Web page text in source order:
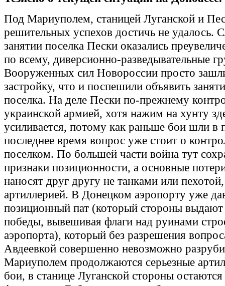
Под Мариуполем, станицей Луганской и
решительных успехов достичь не удалось.
занятии поселка Пески оказались
по всему, диверсионно-разведывательные
Вооруженных сил Новороссии просто
застройку, что и поспешили объявить
поселка. На деле Пески по-прежнему
украинской армией, хотя нажим на хунту
усиливается, потому как раньше бои шли в
последнее время вопрос уже стоит о
поселком. По большей части война тут
признаки позиционности, а основные
наносят друг другу не танками или
артиллерией. В Донецком аэропорту уже
позиционный пат (который стороны выдают
победы, вывешивая флаги над руинами
аэропорта), который без разрешения
Авдеевкой совершенно невозможно
Мариуполем продолжаются серьезные
бои, в станице Луганской стороны